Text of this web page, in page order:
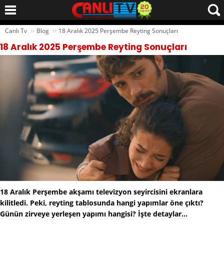
Canlı Tv ›› Blog ›› 18 Aralık 2025 Perşembe Reyting Sonuçları
18 Aralık 2025 Perşembe Reyting Sonuçları
18 Aralık Perşembe akşamı televizyon seyircisini ekranlara
kilitledi. Peki, reyting tablosunda hangi yapımlar öne çıktı?
Günün zirveye yerleşen yapımı hangisi? İşte detaylar...